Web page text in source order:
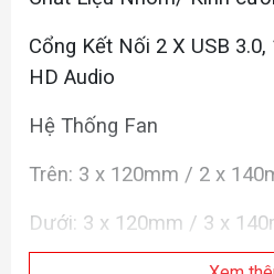
Cổng Kết Nối 2 X USB 3.0,
HD Audio
Hệ Thống Fan
Trên: 3 x 120mm / 2 x
Dưới: 3 x 120mm / 3 x